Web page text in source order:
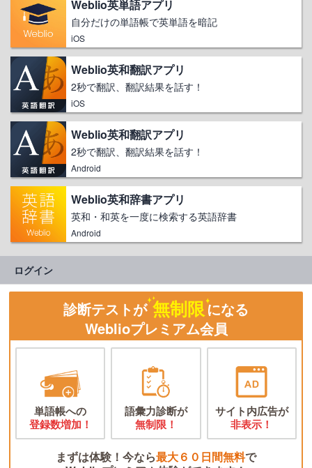
Weblio英単語アプリ
自分だけの単語帳で英単語を暗記
iOS
Weblio英和翻訳アプリ
2秒で翻訳、翻訳結果を話す！
iOS
Weblio英和翻訳アプリ
2秒で翻訳、翻訳結果を話す！
Android
Weblio英和辞書アプリ
英和・和英を一度に検索する英語辞書
Android
ログイン
診断テストが 無制限になる
Weblioプレミアム会員
単語帳への
登録数増加！
語彙力診断が
無制限！
サイト内広告が
非表示！
まずは体験！今なら最大６０日間無料で